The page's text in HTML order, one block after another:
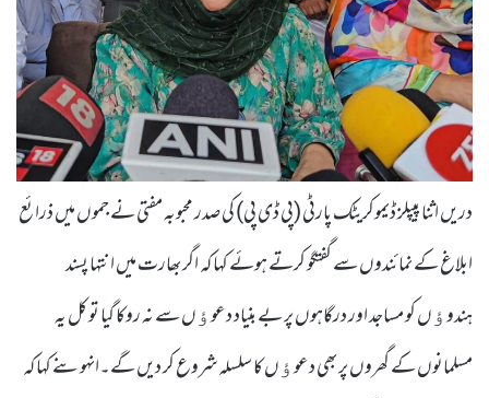
دریں اثنا پیپلز ڈیموکریٹک پارٹی (پی ڈی پی) کی صدر محبوبہ مفتی نے جموں میں ذرائع
ابلاغ کے نمائندوں سے گفتگو کرتے ہوئے کہا کہ اگر بھارت میں انتہا پسند
ہندوﺅں کو مساجد اور درگاہوں پر بے بنیاد دعوﺅں سے نہ روکا گیا تو کل یہ
مسلمانوں کے گھروں پر بھی دعوﺅں کا سلسلہ شروع کر دیں گے۔انہوںنے کہا کہ